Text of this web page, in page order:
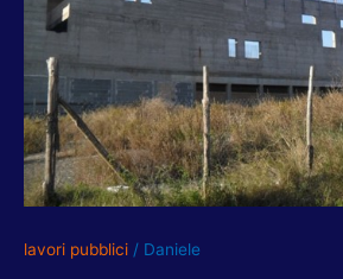
lavori pubblici / Daniele
LAVORI
PALAZZETTO
SPORT
CESANO